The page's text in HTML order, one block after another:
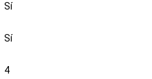
Sí
Sí
4